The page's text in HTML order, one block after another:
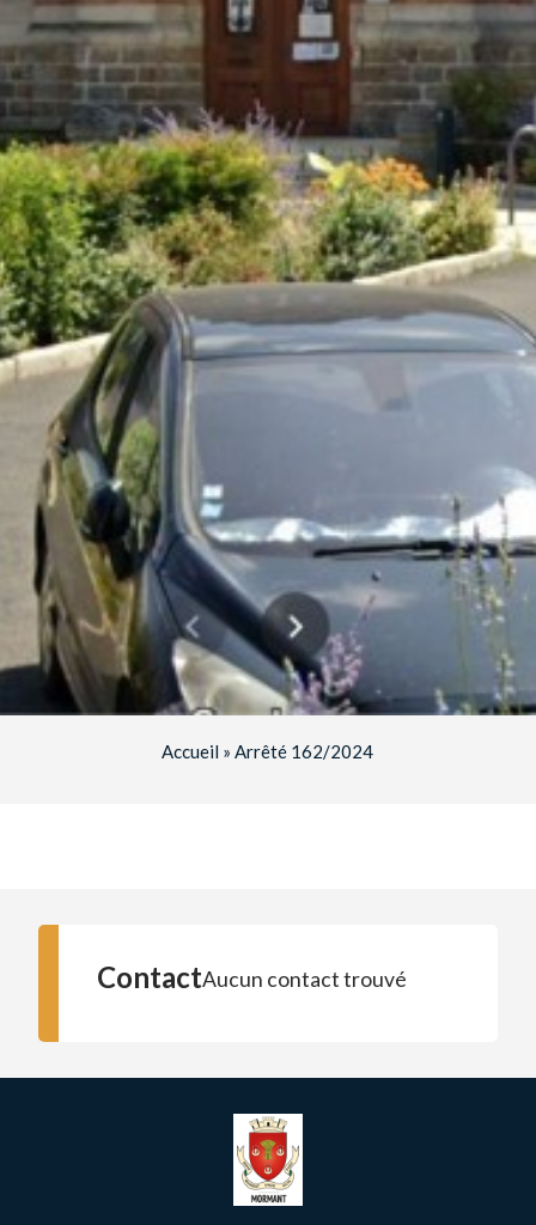
Accueil »Arrêté 162/2024
ContactAucun contact trouvé